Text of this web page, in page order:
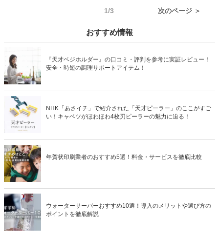
入れの参考にしてください！
1/3 次のページ ＞
おすすめ情報
『天才ベジホルダー』の口コミ・評判を参考に実証レビュー！
安全・時短の調理サポートアイテム！
NHK「あさイチ」で紹介された「天才ピーラー」のここがすご
い！キャベツがほわほわ4枚刃ピーラーの魅力に迫る！
年賀状印刷業者のおすすめ5選！料金・サービスを徹底比較
ウォーターサーバーおすすめ10選！導入のメリットや選び方の
ポイントを徹底解説